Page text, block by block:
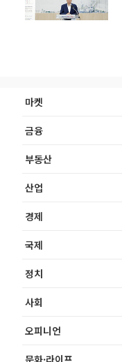
마켓
금융
부동산
산업
경제
국제
정치
사회
오피니언
문화·라이프